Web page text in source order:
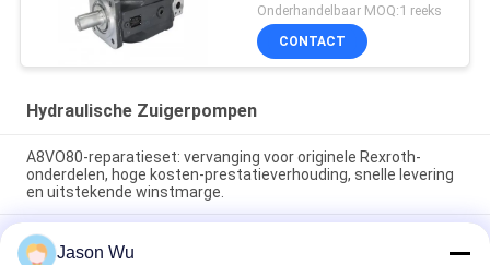
Onderhandelbaar MOQ:1 reeks
CONTACT
Hydraulische Zuigerpompen
A8VO80-reparatieset: vervanging voor originele Rexroth-
onderdelen, hoge kosten-prestatieverhouding, snelle levering
en uitstekende winstmarge.
A8VO107 Repair Kit: Aftermarket vervanging voor Rexroth
OEM; kosteneffectief, snelle levering en uitstekende
Jason Wu